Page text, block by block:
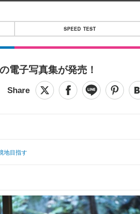
SPEED TEST
電子写真集が発売！
地目指す